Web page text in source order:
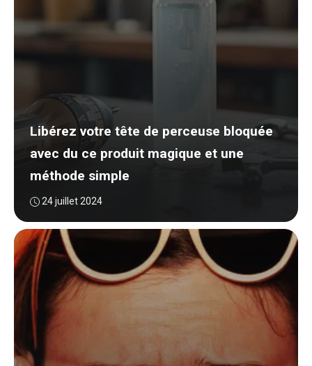
Libérez votre tête de perceuse bloquée
avec du ce produit magique et une
méthode simple
24 juillet 2024